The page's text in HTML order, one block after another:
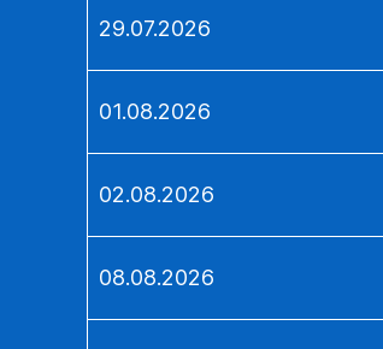
29.07.2026
01.08.2026
02.08.2026
08.08.2026